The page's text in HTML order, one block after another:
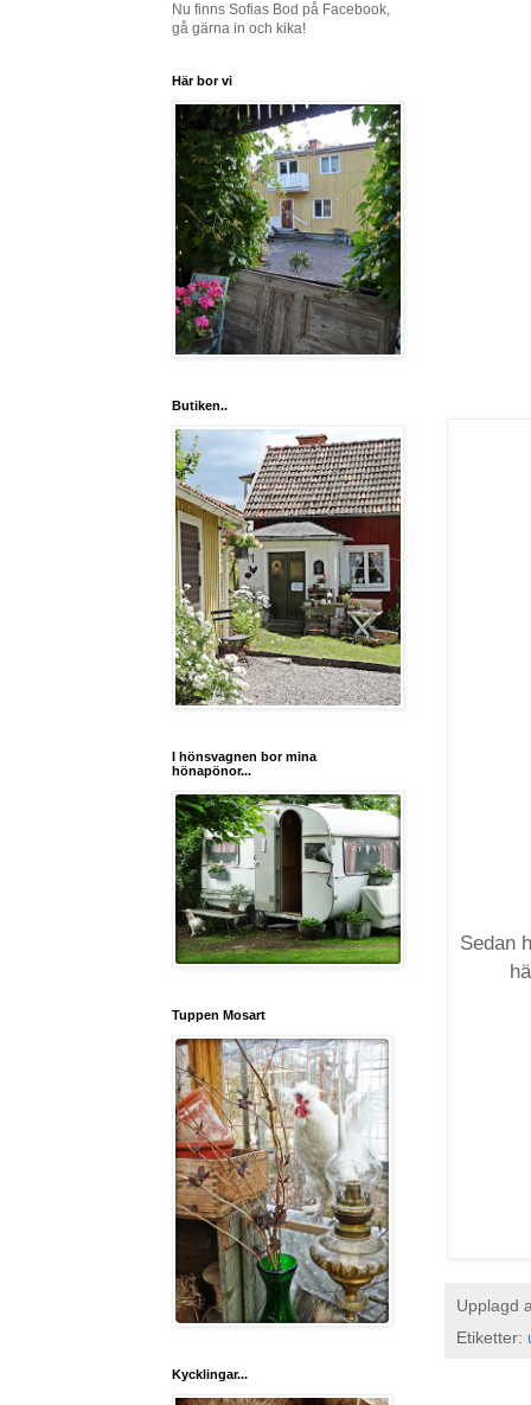
Sedan
Upplagd
Etiketter:
Nu finns Sofias Bod på Facebook,
gå gärna in och kika!
Här bor vi
Butiken..
I hönsvagnen bor mina
hönapönor...
Tuppen Mosart
Kycklingar...